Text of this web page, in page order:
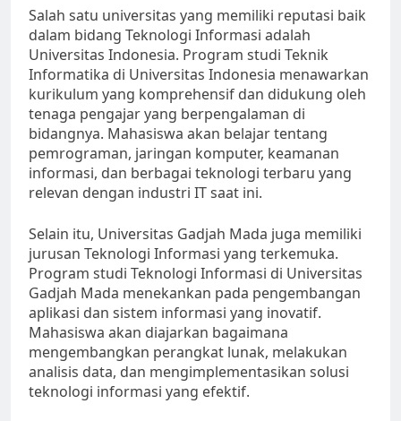
Salah satu universitas yang memiliki reputasi baik
dalam bidang Teknologi Informasi adalah
Universitas Indonesia. Program studi Teknik
Informatika di Universitas Indonesia menawarkan
kurikulum yang komprehensif dan didukung oleh
tenaga pengajar yang berpengalaman di
bidangnya. Mahasiswa akan belajar tentang
pemrograman, jaringan komputer, keamanan
informasi, dan berbagai teknologi terbaru yang
relevan dengan industri IT saat ini.
Selain itu, Universitas Gadjah Mada juga memiliki
jurusan Teknologi Informasi yang terkemuka.
Program studi Teknologi Informasi di Universitas
Gadjah Mada menekankan pada pengembangan
aplikasi dan sistem informasi yang inovatif.
Mahasiswa akan diajarkan bagaimana
mengembangkan perangkat lunak, melakukan
analisis data, dan mengimplementasikan solusi
teknologi informasi yang efektif.